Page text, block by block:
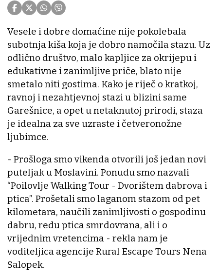
Vesele i dobre domaćine nije pokolebala
subotnja kiša koja je dobro namočila stazu. Uz
odlično društvo, malo kapljice za okrijepu i
edukativne i zanimljive priče, blato nije
smetalo niti gostima. Kako je riječ o kratkoj,
ravnoj i nezahtjevnoj stazi u blizini same
Garešnice, a opet u netaknutoj prirodi, staza
je idealna za sve uzraste i četveronožne
ljubimce.
- Prošloga smo vikenda otvorili još jedan novi
puteljak u Moslavini. Ponudu smo nazvali
“Poilovlje Walking Tour - Dvorištem dabrova i
ptica”. Prošetali smo laganom stazom od pet
kilometara, naučili zanimljivosti o gospodinu
dabru, redu ptica smrdovrana, ali i o
vrijednim vretencima - rekla nam je
voditeljica agencije Rural Escape Tours Nena
Salopek.